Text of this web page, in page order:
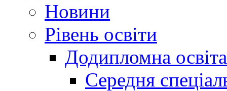
Новини
Рівень освіти
Додипломна освіта
Середня